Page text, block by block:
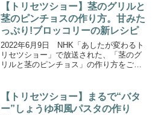
【トリセツショー】茎のグリルと
茎のピンチョスの作り方。甘みた
っぷり!ブロッコリーの新レシピ
2022年6月9日 NHK「あしたが変わるト
リセツショー」で放送された、「茎のグ
リルと茎のピンチョス」の作り方をご紹
方、ブロッコリーの取説！フレンチシェ
フ直伝の驚きの絶...
【トリセツショー】まるで“バタ
ー”しょうゆ和風パスタの作り